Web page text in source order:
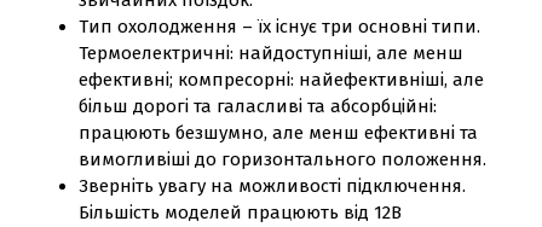
Тип охолодження – їх існує три основні типи.
Термоелектричні: найдоступніші, але менш
ефективні; компресорні: найефективніші, але
більш дорогі та галасливі та абсорбційні:
працюють безшумно, але менш ефективні та
вимогливіші до горизонтального положення.
Зверніть увагу на можливості підключення.
Більшість моделей працюють від 12В